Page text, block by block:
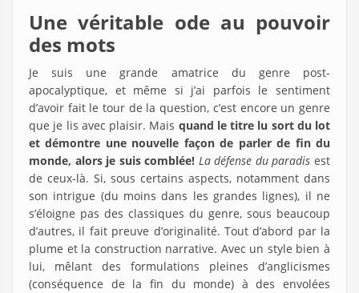
Une véritable ode au pouvoir
des mots
Je suis une grande amatrice du genre post-
apocalyptique, et même si j’ai parfois le sentiment
d’avoir fait le tour de la question, c’est encore un genre
que je lis avec plaisir. Mais quand le titre lu sort du lot
et démontre une nouvelle façon de parler de fin du
monde, alors je suis comblée! La défense du paradisest
de ceux-là. Si, sous certains aspects, notamment dans
son intrigue (du moins dans les grandes lignes), il ne
s’éloigne pas des classiques du genre, sous beaucoup
d’autres, il fait preuve d’originalité. Tout d’abord par la
plume et la construction narrative. Avec un style bien à
lui, mêlant des formulations pleines d’anglicismes
(conséquence de la fin du monde) à des envolées